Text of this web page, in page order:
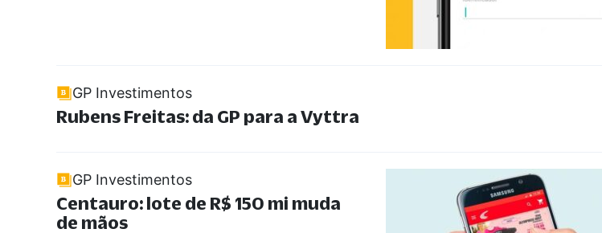
GP Investimentos
Rubens Freitas: da GP para a Vyttra
GP Investimentos
Centauro: lote de R$ 150 mi muda
de mãos